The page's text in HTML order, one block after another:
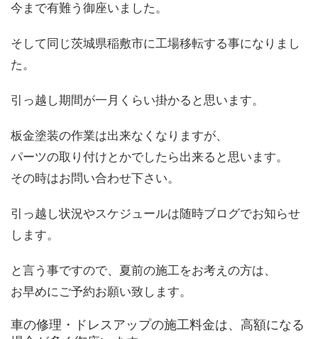
今まで有難う御座いました。
そして同じ茨城県稲敷市に工場移転する事になりまし
た。
引っ越し期間が一月くらい掛かると思います。
板金塗装の作業は出来なくなりますが、
パーツの取り付けとかでしたら出来ると思います。
その時はお問い合わせ下さい。
引っ越し状況やスケジュールは随時ブログでお知らせ
します。
と言う事ですので、夏前の施工をお考えの方は、
お早めにご予約お願い致します。
車の修理・ドレスアップの施工料金は、高額になる